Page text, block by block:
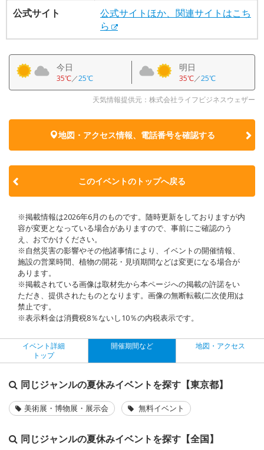
公式サイト
公式サイトほか、関連サイトはこち
ら
今日
35℃／25℃
明日
35℃／25℃
天気情報提供元：株式会社ライフビジネスウェザー
地図・アクセス情報、電話番号を確認する
このイベントのトップへ戻る
※掲載情報は2026年6月のものです。随時更新をしておりますが内
容が変更となっている場合がありますので、事前にご確認のう
え、おでかけください。
※自然災害の影響やその他諸事情により、イベントの開催情報、
施設の営業時間、植物の開花・見頃期間などは変更になる場合が
あります。
※掲載されている画像は取材先から本ページへの掲載の許諾をい
ただき、提供されたものとなります。画像の無断転載(二次使用)は
禁止です。
※表示料金は消費税8％ないし10％の内税表示です。
イベント詳細
トップ
開催期間など 地図・アクセス
同じジャンルの夏休みイベントを探す【東京都】
美術展・博物展・展示会 無料イベント
同じジャンルの夏休みイベントを探す【全国】